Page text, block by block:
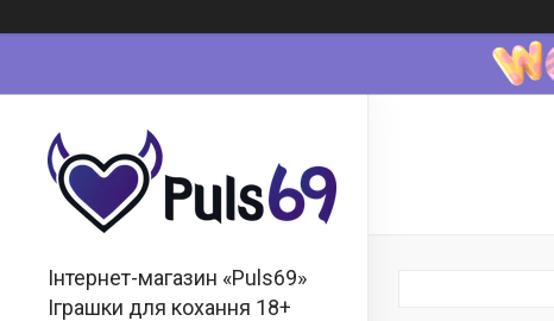
Інтернет-магазин «Puls69»
Іграшки для кохання 18+